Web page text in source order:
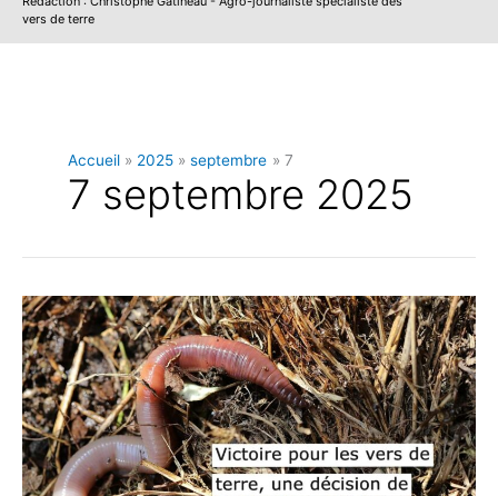
vers de terre
Accueil 2025 septembre 7
7 septembre 2025